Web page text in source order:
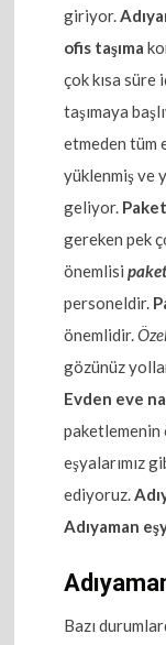
giriyor.
ofis taşıma
çok kısa
taşımaya
etmeden tüm
yüklenmiş ve
geliyor.
gereken pek
önemlisi
personeldir.
önemlidir.
gözünüz
Evden eve
eşyalarımız
ediyoruz.
Adıyaman
Bazı